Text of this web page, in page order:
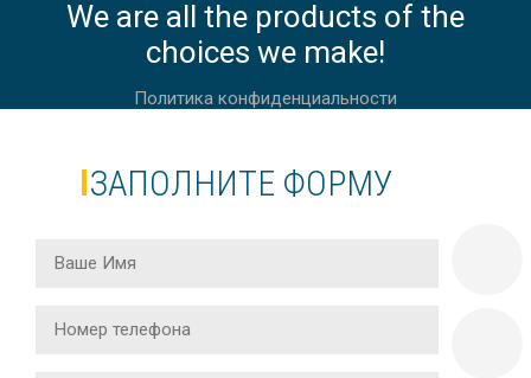
We are all the products of the
choices we make!
Политика конфиденциальности
ЗАПОЛНИТЕ ФОРМУ